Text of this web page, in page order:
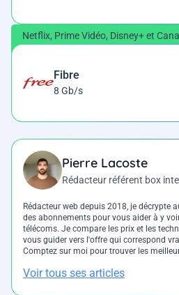
Netflix, Prime Vidéo, Disney+ et
Fibre
8 Gb/s
Pierre Lacoste
Rédacteur référent box
Rédacteur web depuis 2018, je décrypte
des abonnements pour vous aider à y
télécoms. Je compare les prix et les
vous guider vers l'offre qui correspond
Comptez sur moi pour trouver les
Voir tous ses articles